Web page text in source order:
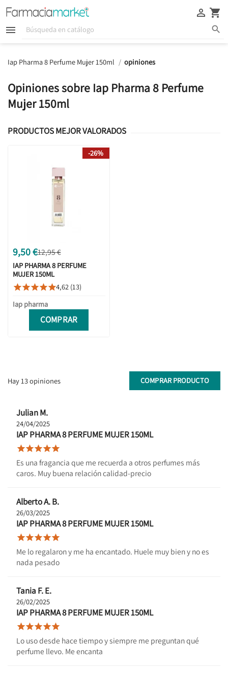
  
 
Iap Pharma 8 Perfume Mujer 150ml opiniones
Opiniones sobre Iap Pharma 8 Perfume
Mujer 150ml
PRODUCTOS MEJOR VALORADOS
9,50 €12,95 €
IAP PHARMA 8 PERFUME
MUJER 150ML
4,62 (13)
Iap pharma
COMPRAR
-26%
Hay 13 opiniones COMPRAR PRODUCTO
Julian M.
24/04/2025
IAP PHARMA 8 PERFUME MUJER 150ML

Es una fragancia que me recuerda a otros perfumes más
caros. Muy buena relación calidad-precio
Alberto A. B.
26/03/2025
IAP PHARMA 8 PERFUME MUJER 150ML

Me lo regalaron y me ha encantado. Huele muy bien y no es
nada pesado
Tania F. E.
26/02/2025
IAP PHARMA 8 PERFUME MUJER 150ML

Lo uso desde hace tiempo y siempre me preguntan qué
perfume llevo. Me encanta